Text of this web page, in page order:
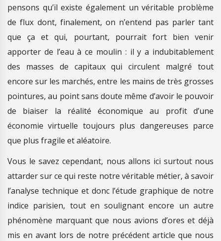
pensons qu’il existe également un véritable problème
de flux dont, finalement, on n’entend pas parler tant
que ça et qui, pourtant, pourrait fort bien venir
apporter de l’eau à ce moulin : il y a indubitablement
des masses de capitaux qui circulent malgré tout
encore sur les marchés, entre les mains de très grosses
pointures, au point sans doute même d’avoir le pouvoir
de biaiser la réalité économique au profit d’une
économie virtuelle toujours plus dangereuses parce
que plus fragile et aléatoire.
Vous le savez cependant, nous allons ici surtout nous
attarder sur ce qui reste notre véritable métier, à savoir
l’analyse technique et donc l’étude graphique de notre
indice parisien, tout en soulignant encore un autre
phénomène marquant que nous avions d’ores et déjà
mis en avant lors de notre précédent article que nous